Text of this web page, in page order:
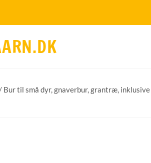
/ Bur til små dyr, gnaverbur, grantræ,